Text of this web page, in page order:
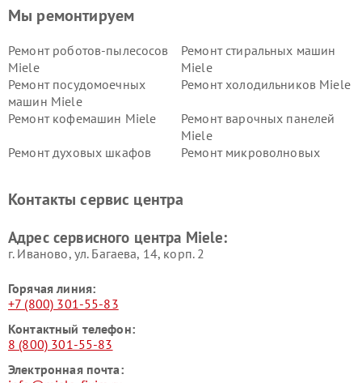
Мы ремонтируем
Ремонт роботов-пылесосов
Miele
Ремонт стиральных машин
Miele
Ремонт посудомоечных
машин Miele
Ремонт холодильников Miele
Ремонт кофемашин Miele
Ремонт варочных панелей
Miele
Ремонт духовых шкафов
Ремонт микроволновых
Miele
Miele
пылесосов Miele
Контакты сервис центра
Адрес сервисного центра Miele:
г. Иваново, ул. Багаева, 14, корп. 2
Горячая линия:
+7 (800) 301-55-83
Контактный телефон:
8 (800) 301-55-83
Электронная почта: